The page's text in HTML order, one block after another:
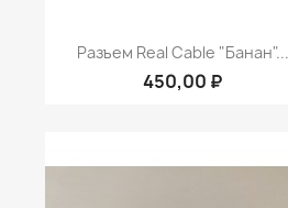
Быстрый просмотр
Разъем Real Cable "банан"...
450,00 ₽